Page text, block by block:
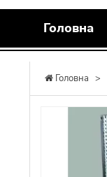
Головна
Головна >